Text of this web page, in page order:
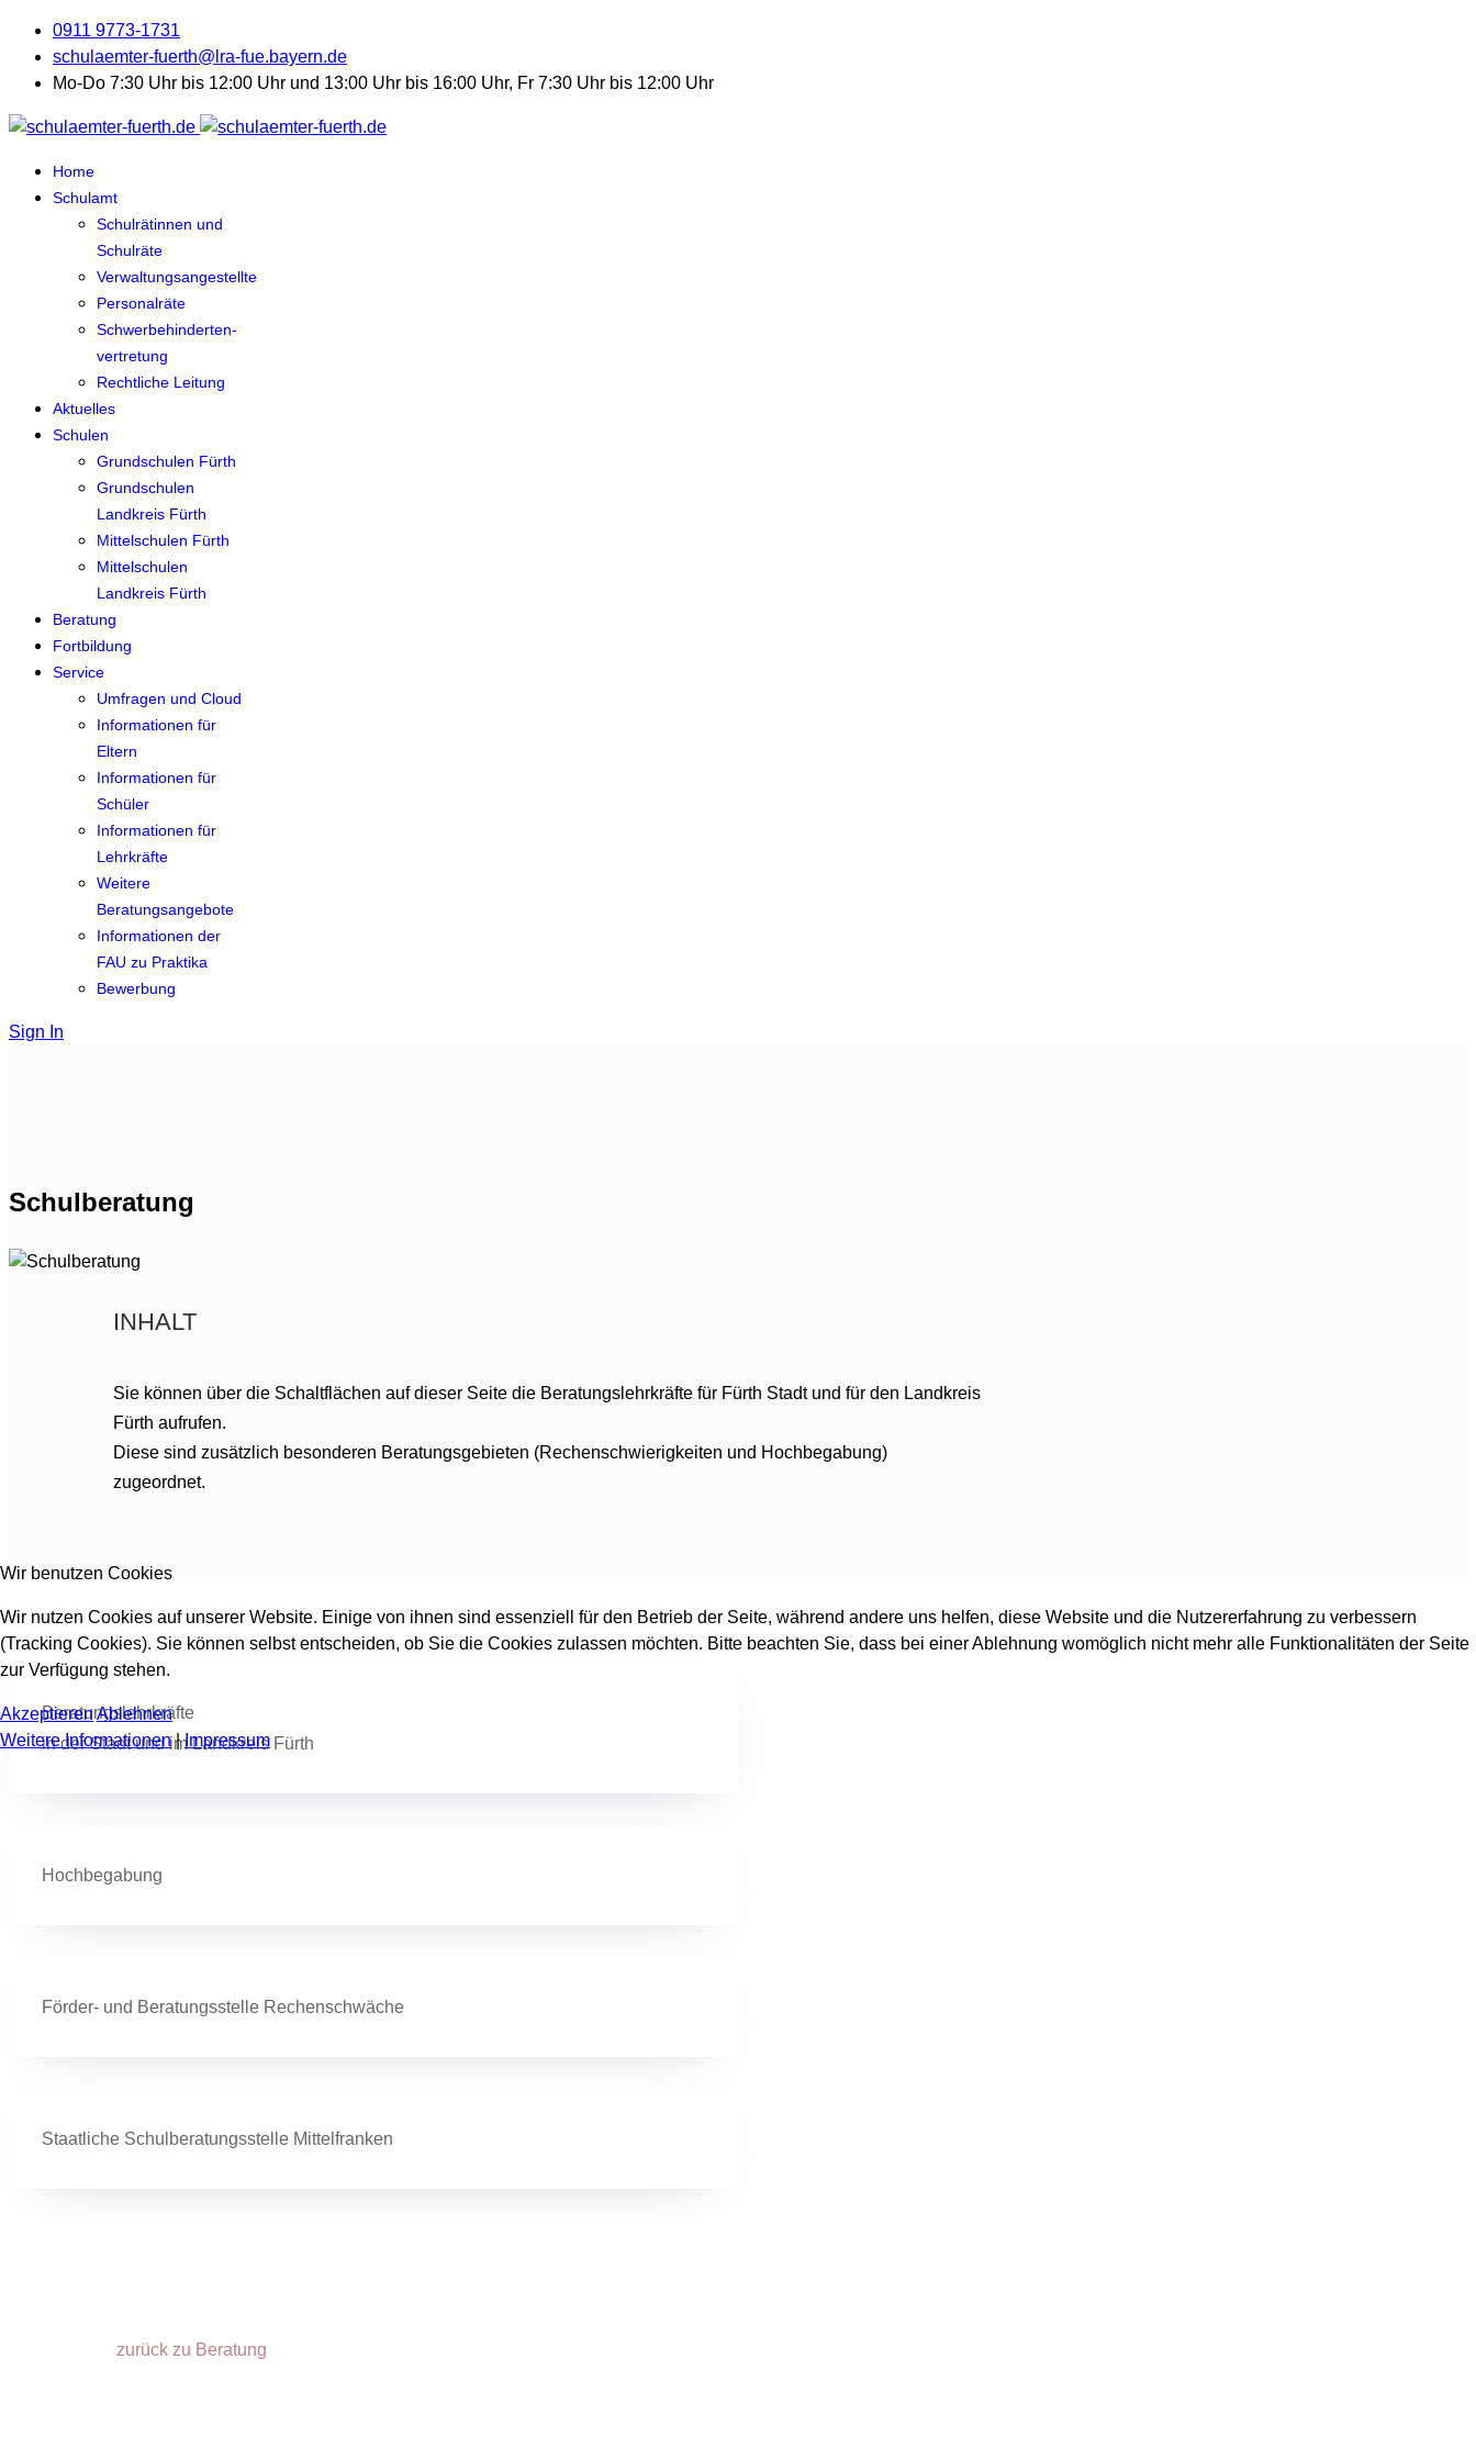
0911 9773-1731
schulaemter-fuerth@lra-fue.bayern.de
Mo-Do 7:30 Uhr bis 12:00 Uhr und 13:00 Uhr bis 16:00 Uhr, Fr 7:30 Uhr bis 12:00 Uhr
Home
Schulamt
Schulrätinnen und
Schulräte
Verwaltungsangestellte
Personalräte
Schwerbehinderten-
vertretung
Rechtliche Leitung
Aktuelles
Schulen
Grundschulen Fürth
Grundschulen
Landkreis Fürth
Mittelschulen Fürth
Mittelschulen
Landkreis Fürth
Beratung
Fortbildung
Service
Umfragen und Cloud
Informationen für
Eltern
Informationen für
Schüler
Informationen für
Lehrkräfte
Weitere
Beratungsangebote
Informationen der
FAU zu Praktika
Bewerbung
Sign In
Schulberatung
INHALT
Sie können über die Schaltflächen auf dieser Seite die Beratungslehrkräfte für Fürth Stadt und für den Landkreis
Fürth aufrufen.
Diese sind zusätzlich besonderen Beratungsgebieten (Rechenschwierigkeiten und Hochbegabung)
zugeordnet.
Beratungslehrkräfte
in der Stadt und im Landkreis Fürth
Hochbegabung
Förder- und Beratungsstelle Rechenschwäche
Staatliche Schulberatungsstelle Mittelfranken
zurück zu Beratung
Wir benutzen Cookies
Wir nutzen Cookies auf unserer Website. Einige von ihnen sind essenziell für den Betrieb der Seite, während andere uns helfen, diese Website und die Nutzererfahrung zu verbessern
(Tracking Cookies). Sie können selbst entscheiden, ob Sie die Cookies zulassen möchten. Bitte beachten Sie, dass bei einer Ablehnung womöglich nicht mehr alle Funktionalitäten der Seite
zur Verfügung stehen.
Akzeptieren Ablehnen
Weitere Informationen|Impressum